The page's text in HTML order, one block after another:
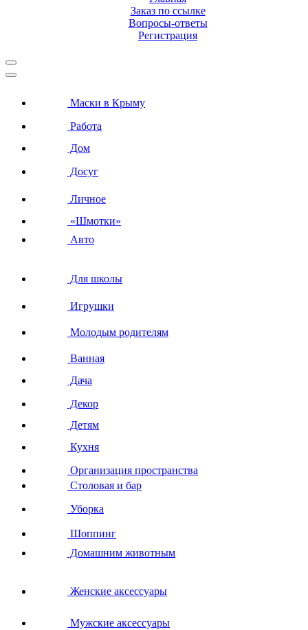
Заказ по ссылке
Вопросы-ответы
Регистрация
Маски в Крыму
Работа
Дом
Досуг
Личное
«Шмотки»
Авто
Для школы
Игрушки
Молодым родителям
Ванная
Дача
Декор
Детям
Кухня
Организация пространства
Столовая и бар
Уборка
Шоппинг
Домашним животным
Женские аксессуары
Мужские аксессуары